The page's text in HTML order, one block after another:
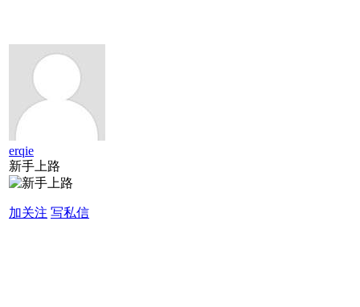
erqie
新手上路
加关注 写私信